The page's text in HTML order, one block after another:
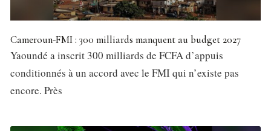
Cameroun-FMI : 300 milliards manquent au budget 2027
Yaoundé a inscrit 300 milliards de FCFA d’appuis
conditionnés à un accord avec le FMI qui n’existe pas
encore. Près